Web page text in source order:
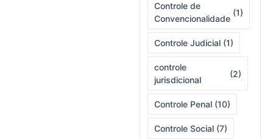
Controle de
Convencionalidade
(1)
Controle Judicial (1)
controle
jurisdicional
(2)
Controle Penal (10)
Controle Social (7)